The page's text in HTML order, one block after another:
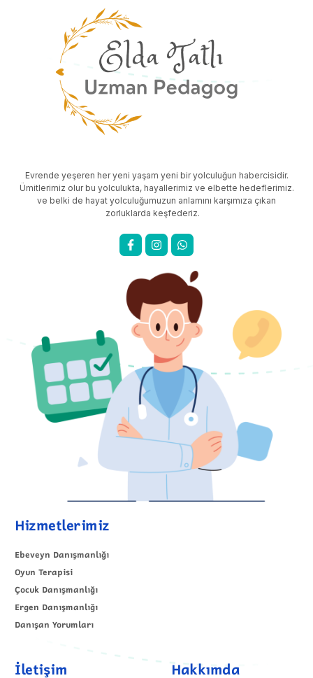
Evrende yeşeren her yeni yaşam yeni bir yolculuğun habercisidir.
Ümitlerimiz olur bu yolculukta, hayallerimiz ve elbette hedeflerimiz.
ve belki de hayat yolculuğumuzun anlamını karşımıza çıkan
zorluklarda keşfederiz.
Hizmetlerimiz
Ebeveyn Danışmanlığı
Oyun Terapisi
Çocuk Danışmanlığı
Ergen Danışmanlığı
Danışan Yorumları
İletişim Hakkımda